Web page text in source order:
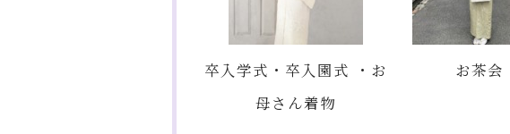
卒入学式・卒入園式 ・お
母さん着物
お茶会